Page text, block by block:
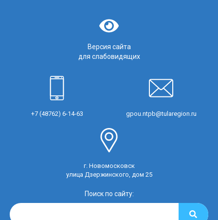
Версия сайта
для слабовидящих
+7 (48762) 6-14-63 gpou.ntpb@tularegion.ru
г. Новомосковск
улица Дзержинского, дом 25
Поиск по сайту: